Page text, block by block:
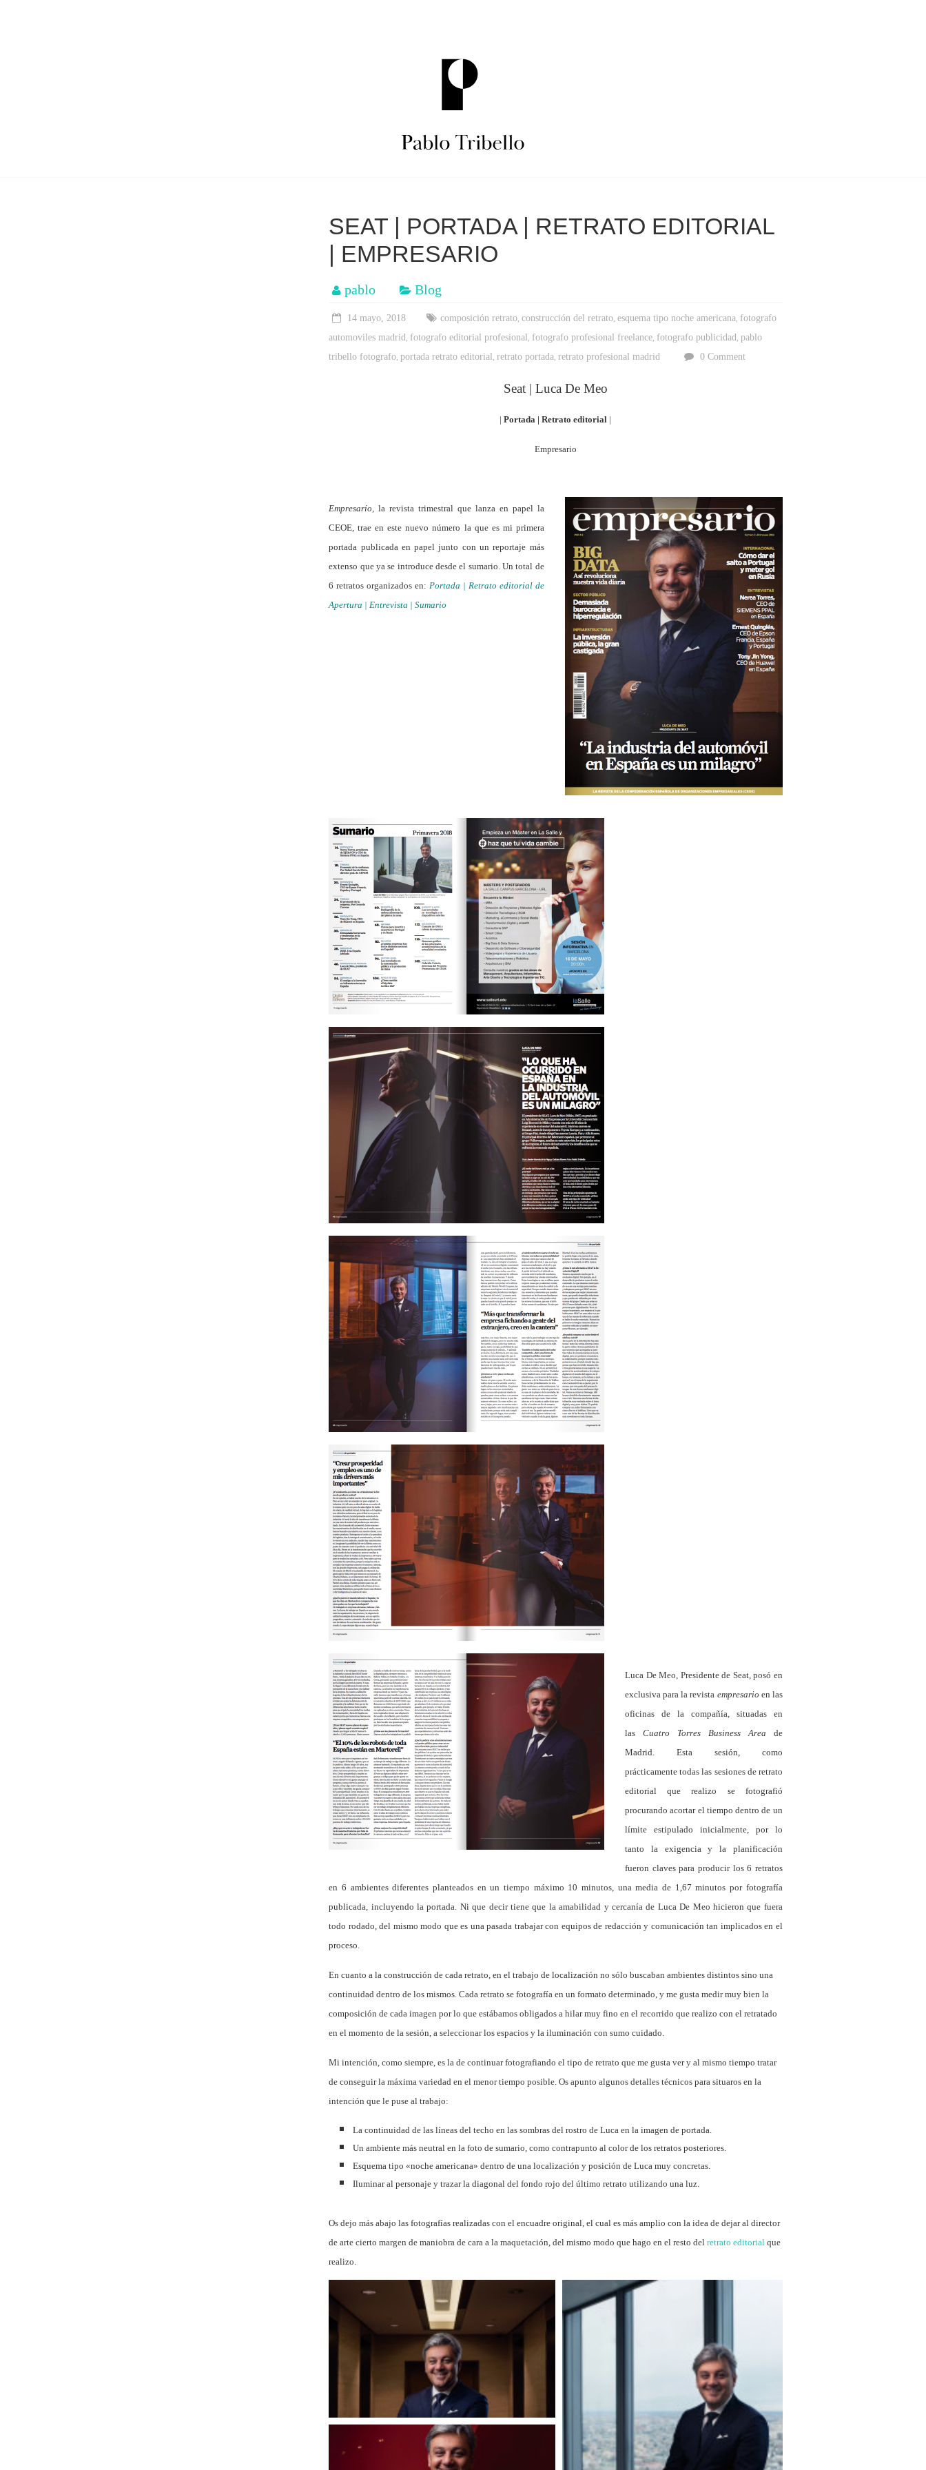
SEAT | PORTADA | RETRATO EDITORIAL
| EMPRESARIO
pablo Blog
14 mayo, 2018 composición retrato,construcción del retrato,esquema tipo noche americana, fotografo
automoviles madrid , fotografo editorial profesional , fotografo profesional freelance, fotografo publicidad ,pablo
tribello fotografo,portada retrato editorial ,retrato portada,retrato profesional madrid 0 Comment
Seat | Luca De Meo
|Portada | Retrato editorial |
Empresario
Empresario,
la revista trimestral que lanza en papel la
CEOE, trae en este nuevo número la que es mi primera
portada publicada en papel junto con un reportaje más
extenso que ya se introduce desde el sumario. Un total de
6 retratos organizados en: Portada | Retrato editorial de
Apertura | Entrevista | Sumario
Luca De Meo, Presidente de Seat, posó en
exclusiva para la revista empresario en las
oficinas de la compañía, situadas en
lasCuatro Torres Business Area de
Madrid. Esta sesión, como
prácticamente todas las sesiones de retrato
editorial que realizo se fotografió
procurando acortar el tiempo dentro de un
límite estipulado inicialmente, por lo
tanto la exigencia y la planificación
fueron claves para producir los 6 retratos
en 6 ambientes diferentes planteados en un tiempo máximo 10 minutos, una media de 1,67 minutos por fotografía
publicada, incluyendo la portada. Ni que decir tiene que la amabilidad y cercanía de Luca De Meo hicieron que fuera
todo rodado, del mismo modo que es una pasada trabajar con equipos de redacción y comunicación tan implicados en el
proceso.
En cuanto a la construcción de cada retrato, en el trabajo de localización no sólo buscaban ambientes distintos sino una
continuidad dentro de los mismos. Cada retrato se fotografía en un formato determinado, y me gusta medir muy bien la
composición de cada imagen por lo que estábamos obligados a hilar muy fino en el recorrido que realizo con el retratado
en el momento de la sesión, a seleccionar los espacios y la iluminación con sumo cuidado.
Mi intención, como siempre, es la de continuar fotografiando el tipo de retrato que me gusta ver y al mismo tiempo tratar
de conseguir la máxima variedad en el menor tiempo posible. Os apunto algunos detalles técnicos para situaros en la
intención que le puse al trabajo:
La continuidad de las líneas del techo en las sombras del rostro de Luca en la imagen de portada.
Un ambiente más neutral en la foto de sumario, como contrapunto al color de los retratos posteriores.
Esquema tipo «noche americana» dentro de una localización y posición de Luca muy concretas.
Iluminar al personaje y trazar la diagonal del fondo rojo del último retrato utilizando una luz.
Os dejo más abajo las fotografías realizadas con el encuadre original, el cual es más amplio con la idea de dejar al director
de arte cierto margen de maniobra de cara a la maquetación, del mismo modo que hago en el resto delretrato editorial que
realizo.